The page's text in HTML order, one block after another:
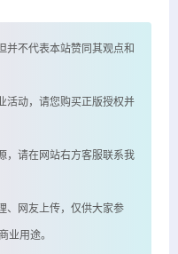
并不代表本站赞同其观点和
活动，请您购买正版授权并
，请在网站右方客服联系我
、网友上传，仅供大家参
业用途。